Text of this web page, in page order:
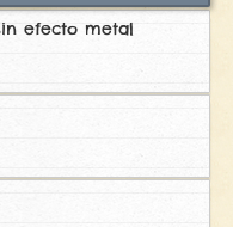
efecto metal